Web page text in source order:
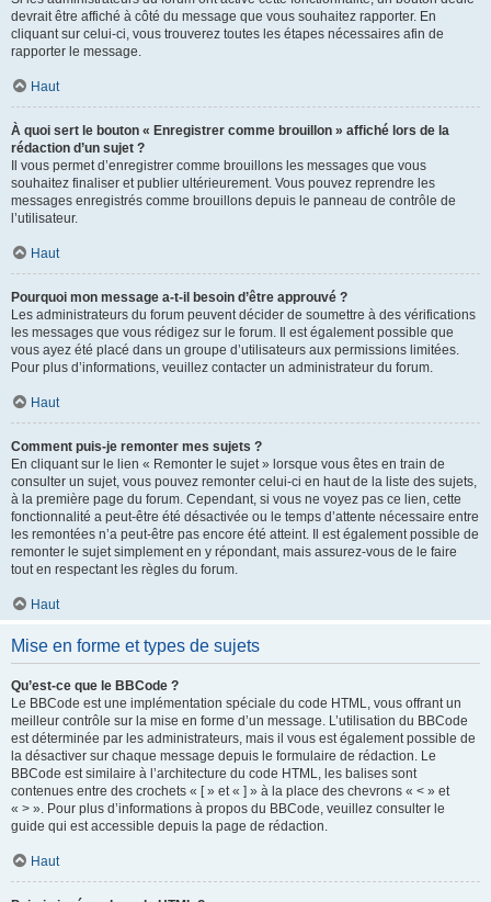
devrait être affiché à côté du message que vous souhaitez rapporter. En
cliquant sur celui-ci, vous trouverez toutes les étapes nécessaires afin de
rapporter le message.
Haut
À quoi sert le bouton « Enregistrer comme brouillon » affiché lors de la
rédaction d’un sujet ?
Il vous permet d’enregistrer comme brouillons les messages que vous
souhaitez finaliser et publier ultérieurement. Vous pouvez reprendre les
messages enregistrés comme brouillons depuis le panneau de contrôle de
l’utilisateur.
Haut
Pourquoi mon message a-t-il besoin d’être approuvé ?
Les administrateurs du forum peuvent décider de soumettre à des vérifications
les messages que vous rédigez sur le forum. Il est également possible que
vous ayez été placé dans un groupe d’utilisateurs aux permissions limitées.
Pour plus d’informations, veuillez contacter un administrateur du forum.
Haut
Comment puis-je remonter mes sujets ?
En cliquant sur le lien « Remonter le sujet » lorsque vous êtes en train de
consulter un sujet, vous pouvez remonter celui-ci en haut de la liste des sujets,
à la première page du forum. Cependant, si vous ne voyez pas ce lien, cette
fonctionnalité a peut-être été désactivée ou le temps d’attente nécessaire entre
les remontées n’a peut-être pas encore été atteint. Il est également possible de
remonter le sujet simplement en y répondant, mais assurez-vous de le faire
tout en respectant les règles du forum.
Haut
Mise en forme et types de sujets
Qu’est-ce que le BBCode ?
Le BBCode est une implémentation spéciale du code HTML, vous offrant un
meilleur contrôle sur la mise en forme d’un message. L’utilisation du BBCode
est déterminée par les administrateurs, mais il vous est également possible de
la désactiver sur chaque message depuis le formulaire de rédaction. Le
BBCode est similaire à l’architecture du code HTML, les balises sont
contenues entre des crochets « [ » et « ] » à la place des chevrons « < » et
« > ». Pour plus d’informations à propos du BBCode, veuillez consulter le
guide qui est accessible depuis la page de rédaction.
Haut